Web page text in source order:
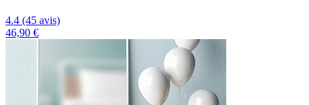
4.4 (45 avis)
46,90 €